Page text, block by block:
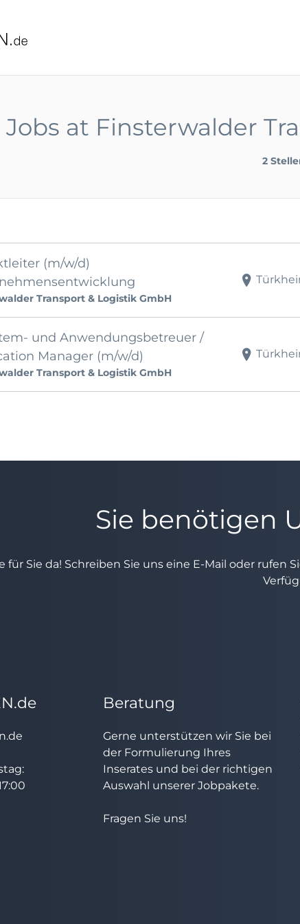
Jobs at Finsterwalder
2
(m/w/d)
Transport & Logistik GmbH
und Anwendungsbetreuer /
Manager (m/w/d)
Transport & Logistik GmbH
Sie benötigen
für Sie da! Schreiben Sie uns eine E-Mail oder rufen
Beratung
Gerne unterstützen wir Sie bei
der Formulierung Ihres
Inserates und bei der richtigen
Auswahl unserer Jobpakete.
Fragen Sie uns!